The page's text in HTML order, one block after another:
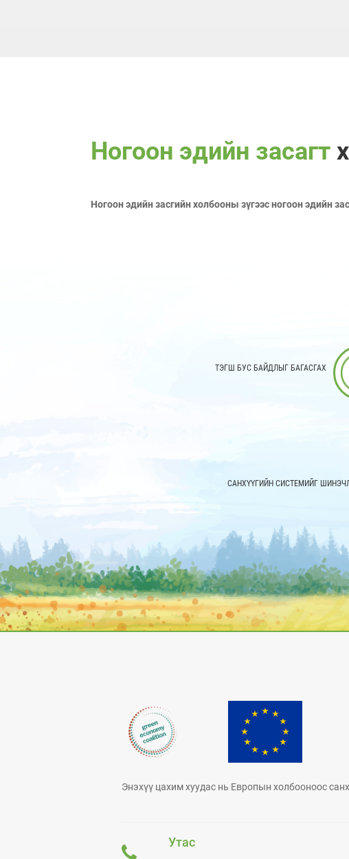
Ногоон эдийн засагт
Ногоон эдийн засгийн холбооны зүгээс ногоон эдийн
САНХҮҮГИЙН СИСТЕМИЙГ
ТЭГШ БУС БАЙДЛЫГ БАГАСГАХ
Энэхүү цахим хуудас нь Европын холбооноос
Утас